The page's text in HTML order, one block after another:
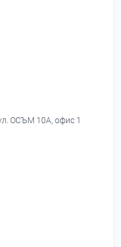
ОСЪМ 10А, офис 1